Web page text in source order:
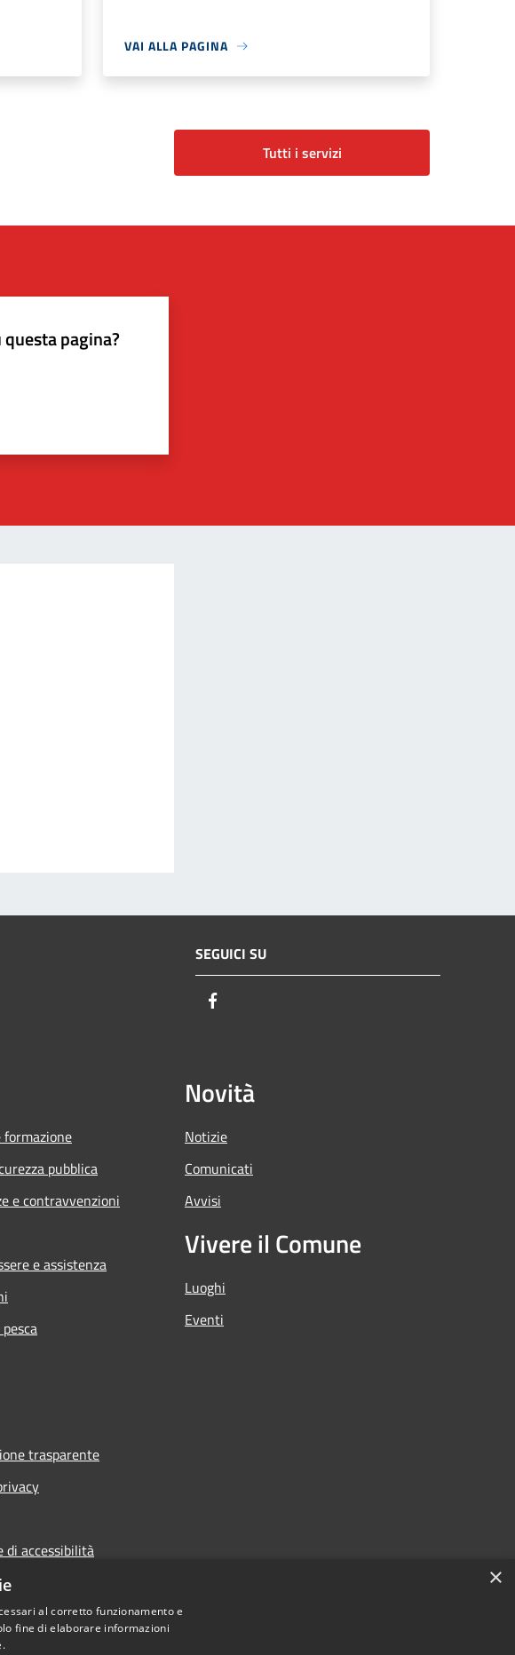
VAI ALLA PAGINA
Tutti i servizi
pagina?
SEGUICI SU
formazione
pubblica
e contravvenzioni
e assistenza
Novità
Notizie
Comunicati
Avvisi
Vivere il Comune
Luoghi
Eventi
trasparente
di accessibilità
×
al corretto funzionamento e
fine di elaborare informazioni